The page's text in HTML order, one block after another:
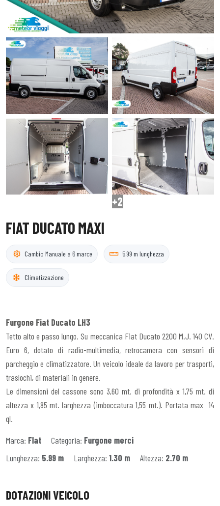
+2
FIAT DUCATO MAXI
Cambio Manuale a 6 marce 5.99 m lunghezza
Climatizzazione
Furgone Fiat Ducato LH3
Tetto alto e passo lungo. Su meccanica Fiat Ducato 2200 M.J. 140 CV.
Euro 6, dotato di radio-multimedia, retrocamera con sensori di
parcheggio e climatizzatore. Un veicolo ideale da lavoro per trasporti,
traslochi, di materiali in genere.
Le dimensioni del cassone sono 3,60 mt. di profondità x 1,75 mt. di
altezza x 1,85 mt. larghezza (imboccatura 1,55 mt.). Portata max 14
ql.
Marca: FIat Categoria: Furgone merci
Lunghezza: 5.99 m Larghezza: 1.30 m Altezza: 2.70 m
DOTAZIONI VEICOLO